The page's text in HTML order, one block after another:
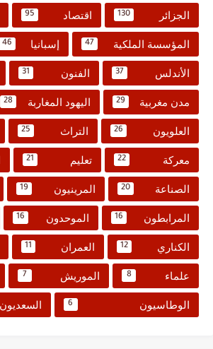
الجزائر 130 اقتصاد 95
المؤسسة الملكية 47 إسبانيا 46
الأندلس 37 الفنون 31
مدن مغربية 29 اليهود المغاربة 28
العلويون 26 التراث 25
معركة 22 تعليم 21
الصناعة 20 المرينيون 19
المرابطون 16 الموحدون 16
الكناري 12 العمران 11
علماء 8 الموريش 7
الوطاسيون 6 السعديون